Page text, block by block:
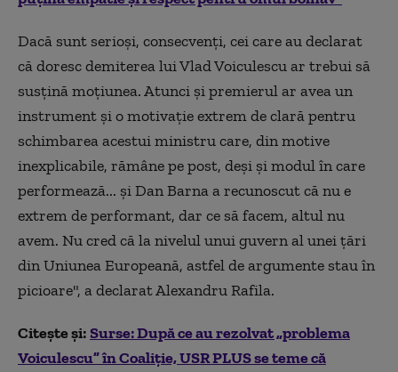
Dacă sunt serioși, consecvenți, cei care au declarat
că doresc demiterea lui Vlad Voiculescu ar trebui să
susțină moțiunea. Atunci și premierul ar avea un
instrument și o motivație extrem de clară pentru
schimbarea acestui ministru care, din motive
inexplicabile, rămâne pe post, deși și modul în care
performează... și Dan Barna a recunoscut că nu e
extrem de performant, dar ce să facem, altul nu
avem. Nu cred că la nivelul unui guvern al unei țări
din Uniunea Europeană, astfel de argumente stau în
picioare", a declarat Alexandru Rafila.
Citește și:Surse: După ce au rezolvat „problema
Voiculescu” în Coaliție, USR PLUS se teme că